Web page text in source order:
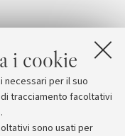
i cookie
necessari per il suo
tracciamento facoltativi
sono usati per